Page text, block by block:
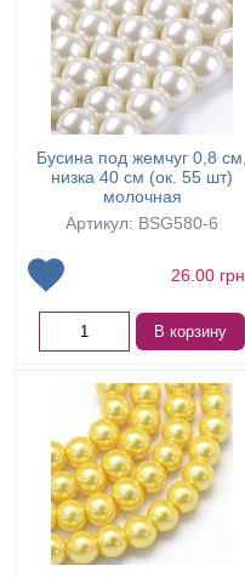
Бусина под жемчуг 0,8 см,
низка 40 см (ок. 55 шт)
молочная
Артикул: BSG580-6
26.00 грн.
В корзину